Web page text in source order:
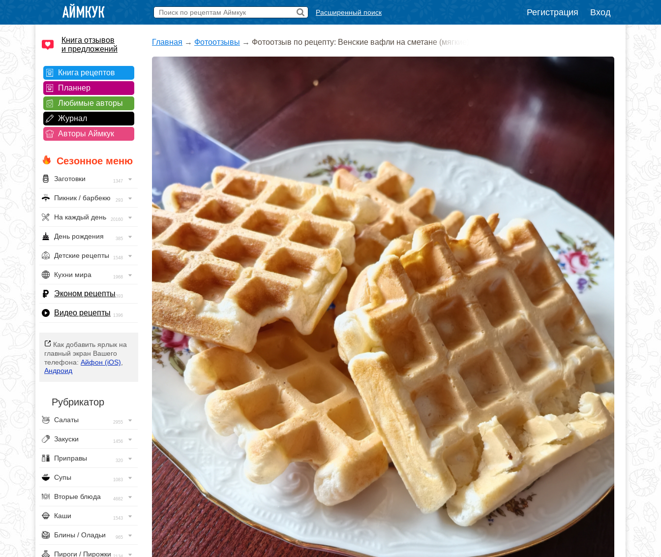
Расширенный поиск Регистрация Вход
Книга отзывов
и предложений
Книга рецептов
Планнер
Любимые авторы
Журнал
Авторы Аймкук
Сезонное меню
Заготовки 1347
Пикник / барбекю 293
На каждый день 20160
День рождения 385
Детские рецепты 1548
Кухни мира 1968
Эконом рецепты393
Видео рецепты 1396
Как добавить ярлык на
главный экран Вашего
телефона: Айфон (iOS)
Андроид
Рубрикатор
Салаты 2955
Закуски 1456
Приправы 320
Супы 1083
Вторые блюда 4682
Каши 1543
Блины / Оладьи 965
Пироги / Пирожки
Главная → Фотоотзывы → Фотоотзыв по рецепту: Венские вафли на сметане (мягкие)